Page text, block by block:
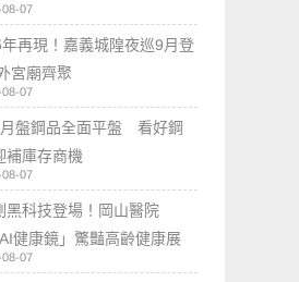
08-07
再現！嘉義城隍夜巡9月登
宮廟齊聚
08-07
盤鋼品全面平盤 看好鋼
補庫存商機
08-07
黑科技登場！岡山醫院
AI健康鏡」驚豔高齡健康展
08-07